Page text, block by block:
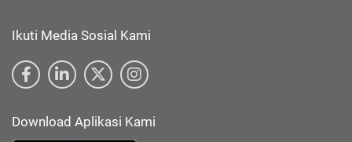
Ikuti Media Sosial Kami
Download Aplikasi Kami